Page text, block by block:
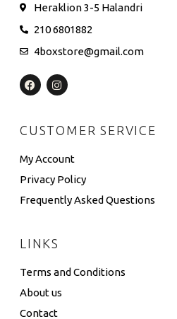
Heraklion 3-5 Halandri
210 6801882
4boxstore@gmail.com
CUSTOMER SERVICE
My Account
Privacy Policy
Frequently Asked Questions
LINKS
Terms and Conditions
About us
Contact